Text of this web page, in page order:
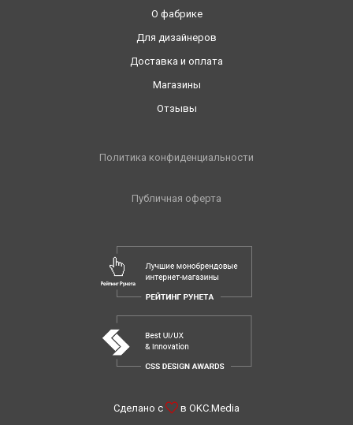
О фабрике
Для дизайнеров
Доставка и оплата
Магазины
Отзывы
Политика конфиденциальности
Публичная оферта
Сделано с в OKC.Media